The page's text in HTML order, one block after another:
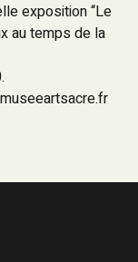
exposition “Le
au temps de la